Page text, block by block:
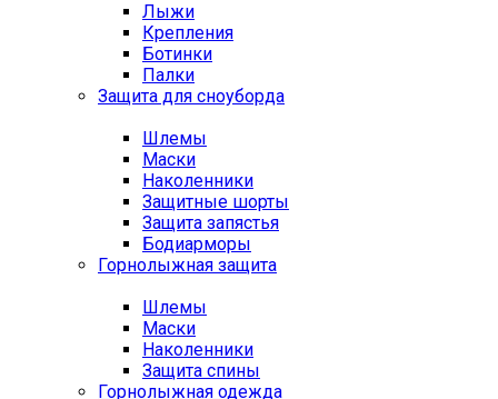
Лыжи
Крепления
Ботинки
Палки
Защита для сноуборда
Шлемы
Маски
Наколенники
Защитные шорты
Защита запястья
Бодиарморы
Горнолыжная защита
Шлемы
Маски
Наколенники
Защита спины
Горнолыжная одежда